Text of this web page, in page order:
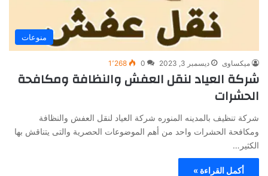
منوعات
ميكساوى ديسمبر 3, 2023 0 1٬268
شركة العياد لنقل العفش والنظافة ومكافحة
الحشرات
شركة تنظيف بالمدينه المنوره شركة العياد لنقل العفش والنظافة
ومكافحة الحشرات واحد من أهم الموضوعات الحصرية والتى يتناقش بها
الكثير…
أكمل القراءة »